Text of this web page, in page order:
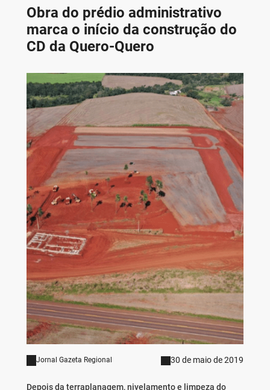
Obra do prédio administrativo
marca o início da construção do
CD da Quero-Quero
Jornal Gazeta Regional 30 de maio de 2019
Depois da terraplanagem, nivelamento e limpeza do